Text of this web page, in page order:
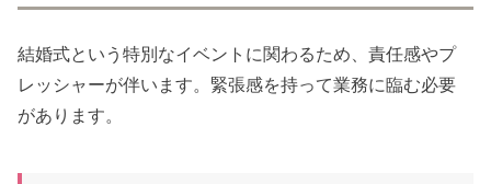
結婚式という特別なイベントに関わるため、責任感やプ
レッシャーが伴います。緊張感を持って業務に臨む必要
があります。